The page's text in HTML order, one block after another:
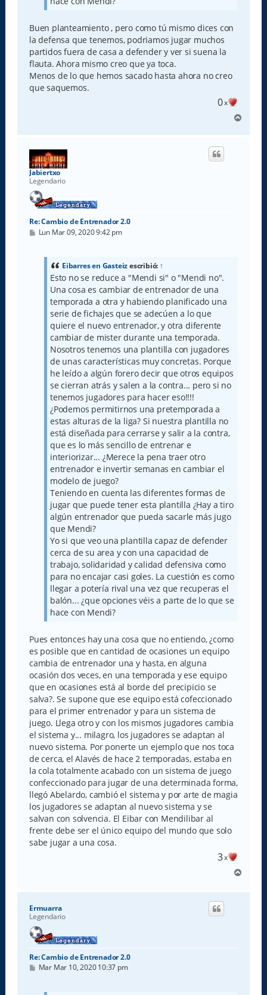
Buen planteamiento , pero como tú mismo dices con
la defensa que tenemos, podriamos jugar muchos
partidos fuera de casa a defender y ver si suena la
flauta. Ahora mismo creo que ya toca.
Menos de lo que hemos sacado hasta ahora no creo
que saquemos.
0x
r
Jabiertxo
Legendario
Re: Cambio de Entrenador 2.0
M
Lun Mar 09, 2020 9:42 pm
Eibarres en Gasteizescribió: ↑
Esto no se reduce a "Mendi si" o "Mendi no".
Una cosa es cambiar de entrenador de una
temporada a otra y habiendo planificado una
serie de fichajes que se adecúen a lo que
quiere el nuevo entrenador, y otra diferente
cambiar de mister durante una temporada.
Nosotros tenemos una plantilla con jugadores
de unas características muy concretas. Porque
he leído a algún forero decir que otros equipos
se cierran atrás y salen a la contra... pero si no
tenemos jugadores para hacer eso!!!!
¿Podemos permitirnos una pretemporada a
estas alturas de la liga? Si nuestra plantilla no
está diseñada para cerrarse y salir a la contra,
que es lo más sencillo de entrenar e
interiorizar... ¿Merece la pena traer otro
entrenador e invertir semanas en cambiar el
modelo de juego?
Teniendo en cuenta las diferentes formas de
jugar que puede tener esta plantilla ¿Hay a tiro
algún entrenador que pueda sacarle más jugo
que Mendi?
Yo si que veo una plantilla capaz de defender
cerca de su area y con una capacidad de
trabajo, solidaridad y calidad defensiva como
para no encajar casi goles. La cuestión es como
llegar a potería rival una vez que recuperas el
balón... ¿que opciones véis a parte de lo que se
hace con Mendi?
Pues entonces hay una cosa que no entiendo, ¿como
es posible que en cantidad de ocasiones un equipo
cambia de entrenador una y hasta, en alguna
ocasión dos veces, en una temporada y ese equipo
que en ocasiones está al borde del precipicio se
salva?. Se supone que ese equipo está cofeccionado
para el primer entrenador y para un sistema de
juego. Llega otro y con los mismos jugadores cambia
el sistema y... milagro, los jugadores se adaptan al
nuevo sistema. Por ponerte un ejemplo que nos toca
de cerca, el Alavés de hace 2 temporadas, estaba en
la cola totalmente acabado con un sistema de juego
confeccionado para jugar de una determinada forma,
llegó Abelardo, cambió el sistema y por arte de magia
los jugadores se adaptan al nuevo sistema y se
salvan con solvencia. El Eibar con Mendilibar al
frente debe ser el único equipo del mundo que solo
sabe jugar a una cosa.
3x
r
Ermuarra
Legendario
Re: Cambio de Entrenador 2.0
M
Mar Mar 10, 2020 10:37 pm